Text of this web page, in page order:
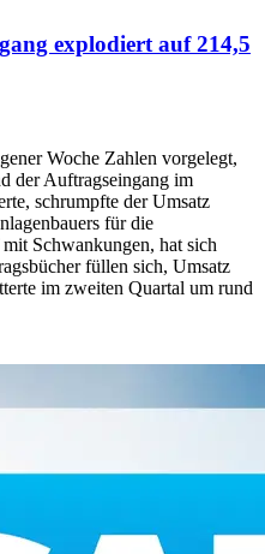
explodiert auf 214,5
Woche Zahlen vorgelegt,
der Auftragseingang im
schrumpfte der Umsatz
für die
Schwankungen, hat sich
füllen sich, Umsatz
im zweiten Quartal um rund